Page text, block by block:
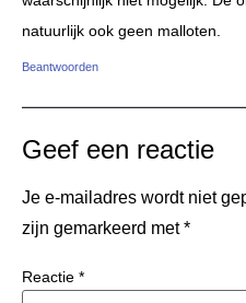
natuurlijk ook geen malloten.
Beantwoorden
Geef een reactie
Je e-mailadres wordt niet
zijn gemarkeerd met*
Reactie *